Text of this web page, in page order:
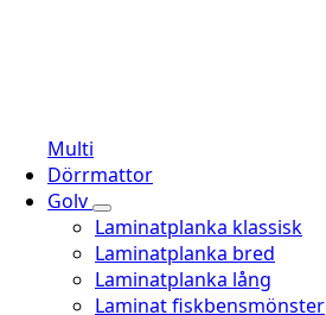
Multi
Dörrmattor
Golv
Laminatplanka klassisk
Laminatplanka bred
Laminatplanka lång
Laminat fiskbensmönster